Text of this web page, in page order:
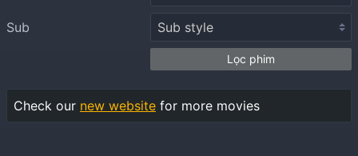
Sub
Lọc phim
Check our new website for more movies